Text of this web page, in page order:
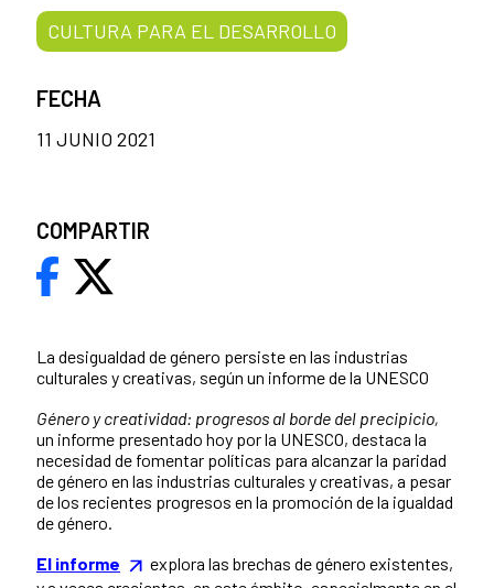
La desigualdad de género persiste en las industrias
culturales y creativas, según un informe de la UNESCO
Género y creatividad: progresos al borde del precipicio,
un informe presentado hoy por la UNESCO, destaca la
necesidad de fomentar políticas para alcanzar la paridad
de género en las industrias culturales y creativas, a pesar
de los recientes progresos en la promoción de la igualdad
de género.
El informe
explora las brechas de género existentes,
CULTURA PARA EL DESARROLLO
FECHA
11 JUNIO 2021
COMPARTIR